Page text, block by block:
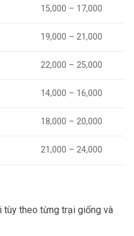
15,000 – 17,000
19,000 – 21,000
22,000 – 25,000
14,000 – 16,000
18,000 – 20,000
21,000 – 24,000
tùy theo từng trại giống và